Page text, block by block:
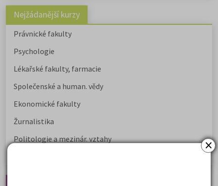
×
Nejžádanější kurzy
Právnické fakulty
Psychologie
Lékařské fakulty, farmacie
Společenské a human. vědy
Ekonomické fakulty
Žurnalistika
Politologie a mezinár. vztahy